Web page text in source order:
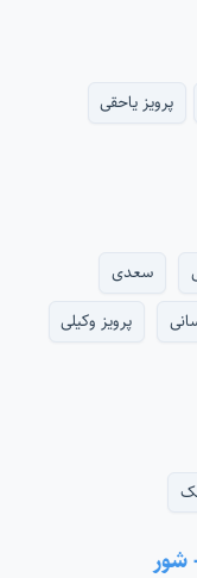
پرویز یاحقی
سعدی
پرویز وکیلی